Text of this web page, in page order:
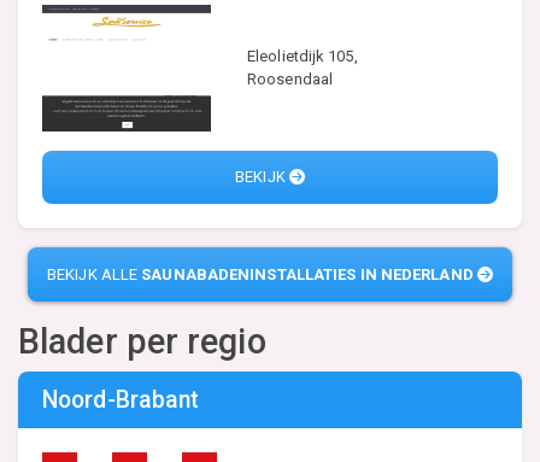
Eleolietdijk 105,
Roosendaal
BEKIJK
BEKIJK ALLE SAUNABADENINSTALLATIES IN NEDERLAND
Blader per regio
Noord-Brabant